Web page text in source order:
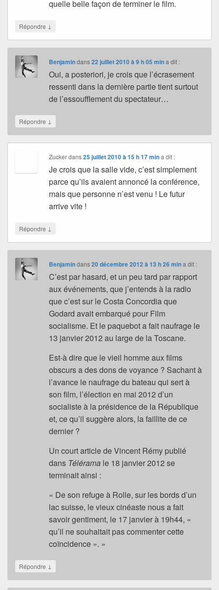
quelle belle façon de terminer le film.
Répondre ↓
Benjamindans22 juillet 2010 à 9 h 05 min a dit :
Oui, a posteriori, je crois que l’écrasement
ressenti dans la dernière partie tient surtout
de l’essoufflement du spectateur…
Répondre ↓
Zuckerdans25 juillet 2010 à 15 h 17 min a dit :
Je crois que la salle vide, c’est simplement
parce qu’ils avaient annoncé la conférence,
mais que personne n’est venu ! Le futur
arrive vite !
Répondre ↓
Benjamindans20 décembre 2012 à 13 h 26 min a dit :
C’est par hasard, et un peu tard par rapport
aux événements, que j’entends à la radio
que c’est sur le Costa Concordia que
Godard avait embarqué pour Film
socialisme. Et le paquebot a fait naufrage le
13 janvier 2012 au large de la Toscane.
Est-à dire que le vieil homme aux films
obscurs a des dons de voyance ? Sachant à
l’avance le naufrage du bateau qui sert à
son film, l’élection en mai 2012 d’un
socialiste à la présidence de la République
et, ce qu’il suggère alors, la faillite de ce
dernier ?
Un court article de Vincent Rémy publié
dans Télérama le 18 janvier 2012 se
terminait ainsi :
« De son refuge à Rolle, sur les bords d’un
lac suisse, le vieux cinéaste nous a fait
savoir gentiment, le 17 janvier à 19h44, «
qu’il ne souhaitait pas commenter cette
coïncidence ». »
Répondre ↓